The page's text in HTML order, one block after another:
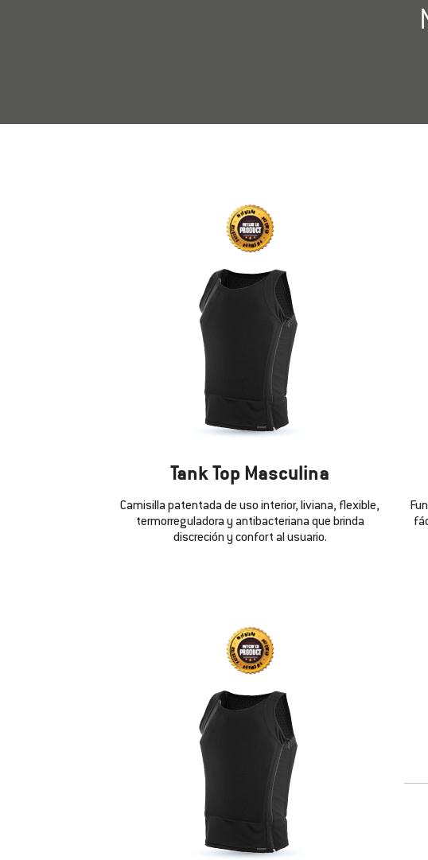
Tank Top Masculina
Camisilla patentada de uso interior, liviana, flexible,
termorreguladora y antibacteriana que brinda
discreción y confort al usuario.